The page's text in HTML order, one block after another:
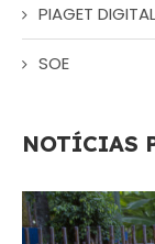
PIAGET DIGITAL
SOE
NOTÍCIAS